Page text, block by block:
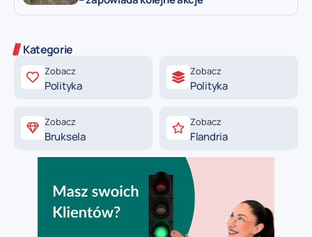
Kategorie
Zobacz
Polityka
Zobacz
Polityka
Zobacz
Bruksela
Zobacz
Flandria